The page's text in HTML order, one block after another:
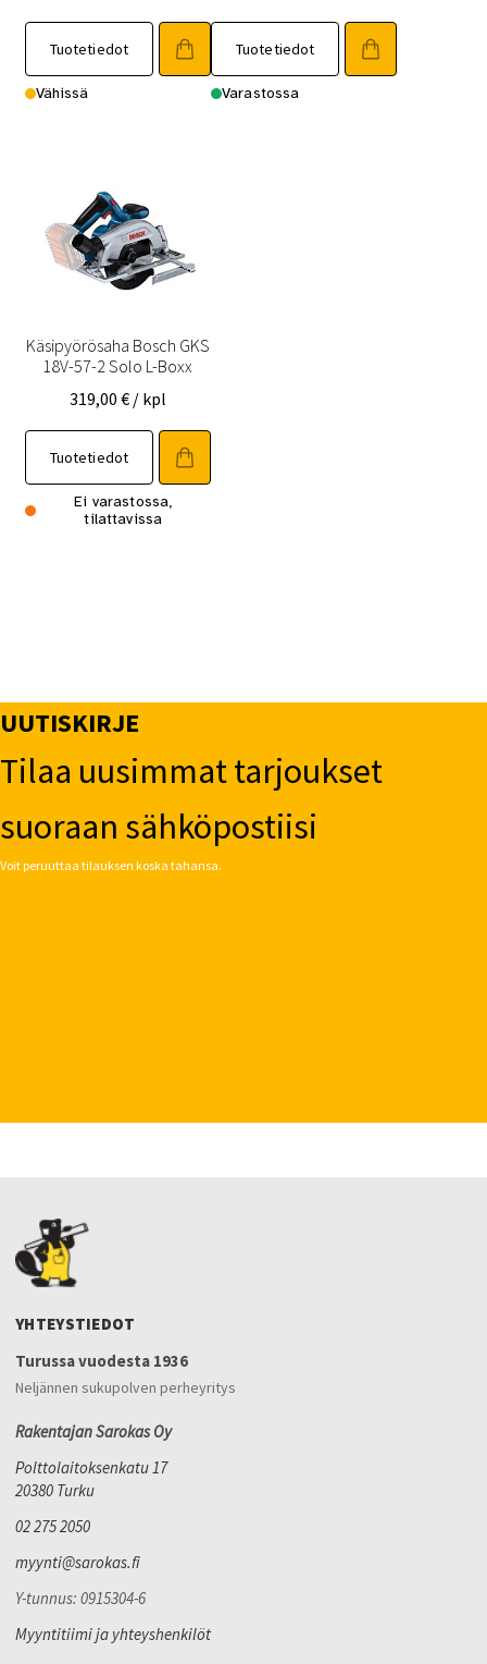
Tuotetiedot
Vähissä
Tuotetiedot
Varastossa
Käsipyörösaha Bosch GKS
18V-57-2 Solo L-Boxx
319,00 € / kpl
Tuotetiedot
Ei varastossa,
tilattavissa
UUTISKIRJE
Tilaa uusimmat tarjoukset
suoraan sähköpostiisi
Voit peruuttaa tilauksen koska tahansa.
YHTEYSTIEDOT
Turussa vuodesta 1936
Neljännen sukupolven perheyritys
Rakentajan Sarokas Oy
Polttolaitoksenkatu 17
20380 Turku
02 275 2050
myynti@sarokas.fi
Y-tunnus: 0915304-6
Myyntitiimi ja yhteyshenkilöt